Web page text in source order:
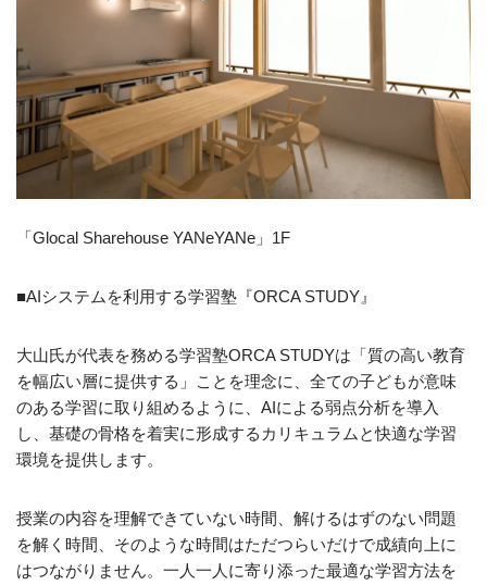
「Glocal Sharehouse YANeYANe」1F
■AIシステムを利用する学習塾『ORCA STUDY』
大山氏が代表を務める学習塾ORCA STUDYは「質の高い教育
を幅広い層に提供する」ことを理念に、全ての子どもが意味
のある学習に取り組めるように、AIによる弱点分析を導入
し、基礎の骨格を着実に形成するカリキュラムと快適な学習
環境を提供します。
授業の内容を理解できていない時間、解けるはずのない問題
を解く時間、そのような時間はただつらいだけで成績向上に
はつながりません。一人一人に寄り添った最適な学習方法を